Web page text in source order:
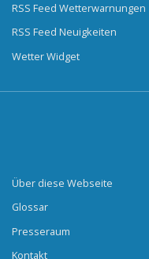
RSS Feed Wetterwarnungen
RSS Feed Neuigkeiten
Wetter Widget
Über diese Webseite
Glossar
Presseraum
Kontakt